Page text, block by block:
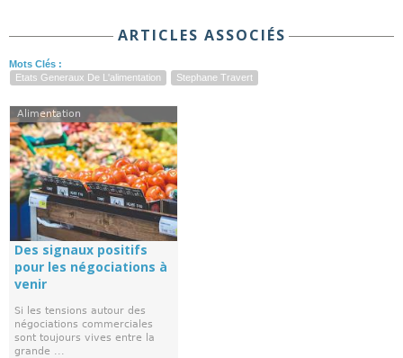
ARTICLES ASSOCIÉS
Mots Clés :
Etats Generaux De L'alimentation
Stephane Travert
Alimentation
Des signaux positifs
pour les négociations à
venir
Si les tensions autour des
négociations commerciales
sont toujours vives entre la
grande ...